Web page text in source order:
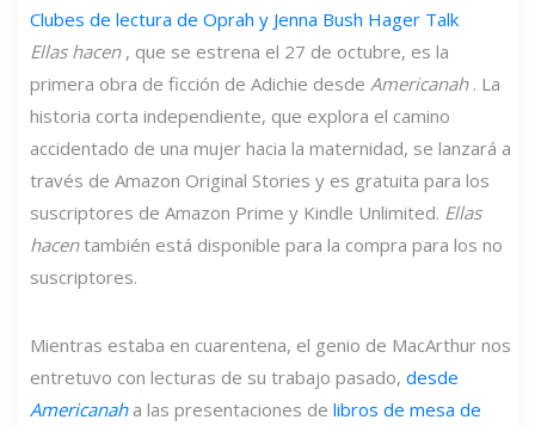
Clubes de lectura de Oprah y Jenna Bush Hager Talk
Ellas hacen, que se estrena el 27 de octubre, es la
primera obra de ficción de Adichie desde Americanah. La
historia corta independiente, que explora el camino
accidentado de una mujer hacia la maternidad, se lanzará a
través de Amazon Original Stories y es gratuita para los
suscriptores de Amazon Prime y Kindle Unlimited. Ellas
hacentambién está disponible para la compra para los no
suscriptores.
Mientras estaba en cuarentena, el genio de MacArthur nos
entretuvo con lecturas de su trabajo pasado, desde
Americanah a las presentaciones de libros de mesa de